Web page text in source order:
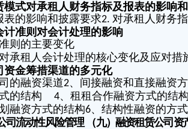
模式对承租人财务指标及报表的影响
表的影响和披露要求2. 对承租人财务
计准则对会计处理的影响
则的主要变化
承租人会计处理的核心变化及应对措
资金筹措渠道的多元化
的融资渠道2、间接融资和直接融资
的结构 4、租租合作融资方式的结
融资方式的结构6、结构性融资的方式
司流动性风险管理
（九）融资租赁公司